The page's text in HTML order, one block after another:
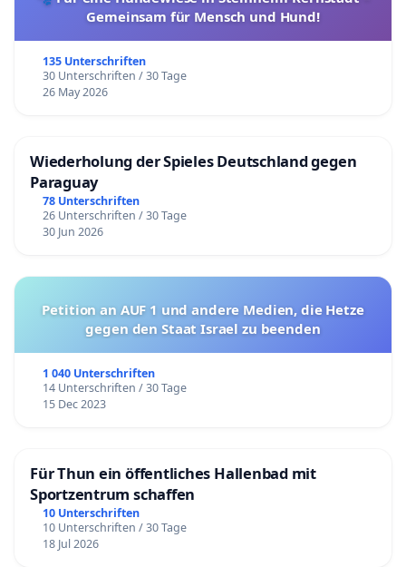
Gemeinsam für Mensch und Hund!
135 Unterschriften
30 Unterschriften / 30 Tage
26 May 2026
Wiederholung der Spieles Deutschland gegen
Paraguay
78 Unterschriften
26 Unterschriften / 30 Tage
30 Jun 2026
Petition an AUF 1 und andere Medien, die Hetze
gegen den Staat Israel zu beenden
1 040 Unterschriften
14 Unterschriften / 30 Tage
15 Dec 2023
Für Thun ein öffentliches Hallenbad mit
Sportzentrum schaffen
10 Unterschriften
10 Unterschriften / 30 Tage
18 Jul 2026